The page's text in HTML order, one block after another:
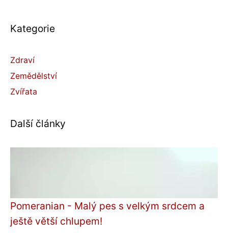
Kategorie
Zdraví
Zemědělství
Zvířata
Další články
Pomeranian - Malý pes s velkým srdcem a
ještě větší chlupem!